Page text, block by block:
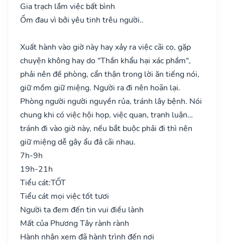
Gia trạch lắm việc bất bình
Ốm đau vì bởi yêu tinh trêu người..
Xuất hành vào giờ này hay xảy ra việc cãi cọ, gặp
chuyện không hay do "Thần khẩu hại xác phầm",
phải nên đề phòng, cẩn thận trong lời ăn tiếng nói,
giữ mồm giữ miệng. Người ra đi nên hoãn lại.
Phòng người người nguyền rủa, tránh lây bệnh. Nói
chung khi có việc hội họp, việc quan, tranh luận…
tránh đi vào giờ này, nếu bắt buộc phải đi thì nên
giữ miệng dễ gây ẩu đả cãi nhau.
7h-9h
19h-21h
Tiểu cát:TỐT
Tiểu cát mọi việc tốt tươi
Người ta đem đến tin vui điều lành
Mất của Phương Tây rành rành
Hành nhân xem đã hành trình đến nơi